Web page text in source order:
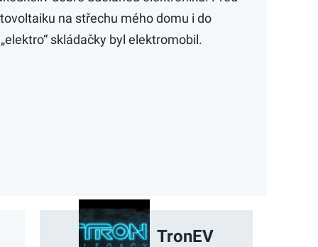
na střechu mého domu i do
skládačky byl elektromobil.
TronEV